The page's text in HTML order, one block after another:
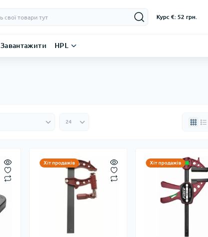
Курс €: 52 грн.
Завантажити HPL
Хіт продажів Хіт продажів